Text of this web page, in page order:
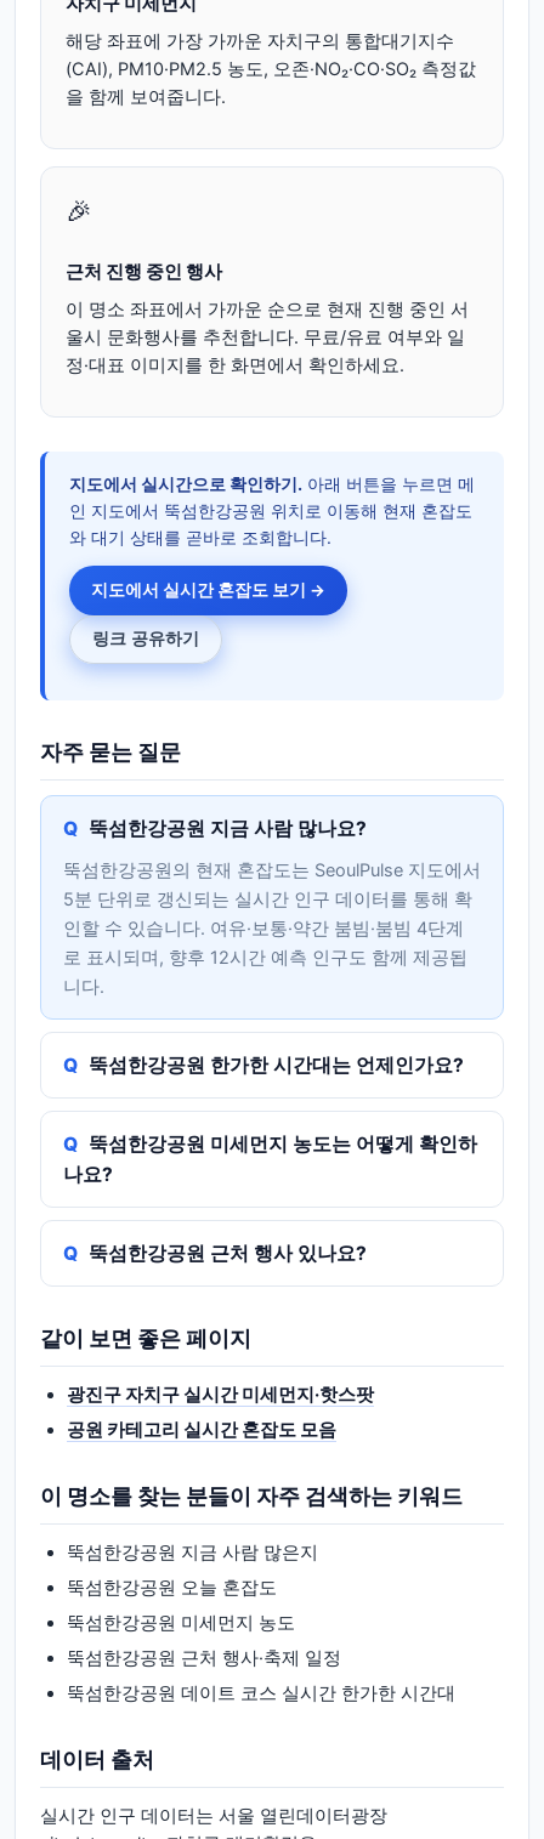
해당 좌표에 가장 가까운 자치구의 통합대기지수
(CAI), PM10·PM2.5 농도, 오존·NO₂·CO·SO₂ 측정값
을 함께 보여줍니다.
🎉
근처 진행 중인 행사
이 명소 좌표에서 가까운 순으로 현재 진행 중인 서
울시 문화행사를 추천합니다. 무료/유료 여부와 일
정·대표 이미지를 한 화면에서 확인하세요.
지도에서 실시간으로 확인하기. 아래 버튼을 누르면 메
인 지도에서 뚝섬한강공원 위치로 이동해 현재 혼잡도
와 대기 상태를 곧바로 조회합니다.
지도에서 실시간 혼잡도 보기 →
링크 공유하기
자주 묻는 질문
뚝섬한강공원 지금 사람 많나요?
뚝섬한강공원의 현재 혼잡도는 SeoulPulse 지도에서
5분 단위로 갱신되는 실시간 인구 데이터를 통해 확
인할 수 있습니다. 여유·보통·약간 붐빔·붐빔 4단계
로 표시되며, 향후 12시간 예측 인구도 함께 제공됩
니다.
뚝섬한강공원 한가한 시간대는 언제인가요?
뚝섬한강공원 미세먼지 농도는 어떻게 확인하
나요?
뚝섬한강공원 근처 행사 있나요?
같이 보면 좋은 페이지
광진구 자치구 실시간 미세먼지·핫스팟
공원 카테고리 실시간 혼잡도 모음
이 명소를 찾는 분들이 자주 검색하는 키워드
뚝섬한강공원 지금 사람 많은지
뚝섬한강공원 오늘 혼잡도
뚝섬한강공원 미세먼지 농도
뚝섬한강공원 근처 행사·축제 일정
뚝섬한강공원 데이트 코스 실시간 한가한 시간대
데이터 출처
실시간 인구 데이터는 서울 열린데이터광장